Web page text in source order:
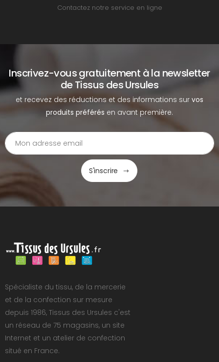
Contactez notre service en ligne
Inscrivez-vous gratuitement à la newsletter
de Tissus des Ursules
et recevez des réductions et des informations sur vos
produits préférés en avant première.
S'inscrire
Spécialiste du tissu, de la mercerie
et de la confection sur mesure
depuis 1986, Tissus des Ursules c'est
un réseau de 75 magasins, un site
Internet et un atelier de confection
situé en France.